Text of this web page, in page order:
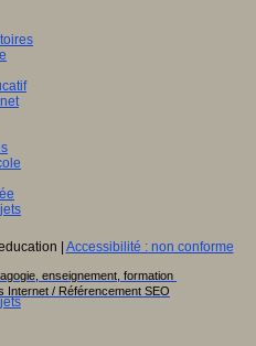
| Accessibilité : non conforme
enseignement, formation
Internet / Référencement SEO